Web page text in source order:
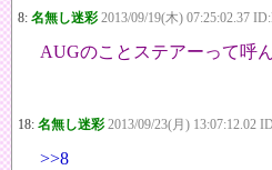
8: 名無し迷彩 2013/09/19(木) 07:25:02.37
AUGのことステアーって呼
18: 名無し迷彩 2013/09/23(月) 13:07:12.02
>>8